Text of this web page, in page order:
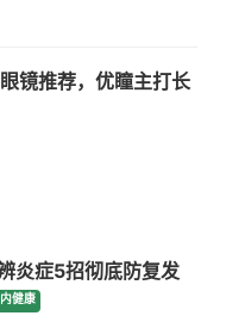
镜推荐，优瞳主打长
炎症5招彻底防复发
内健康